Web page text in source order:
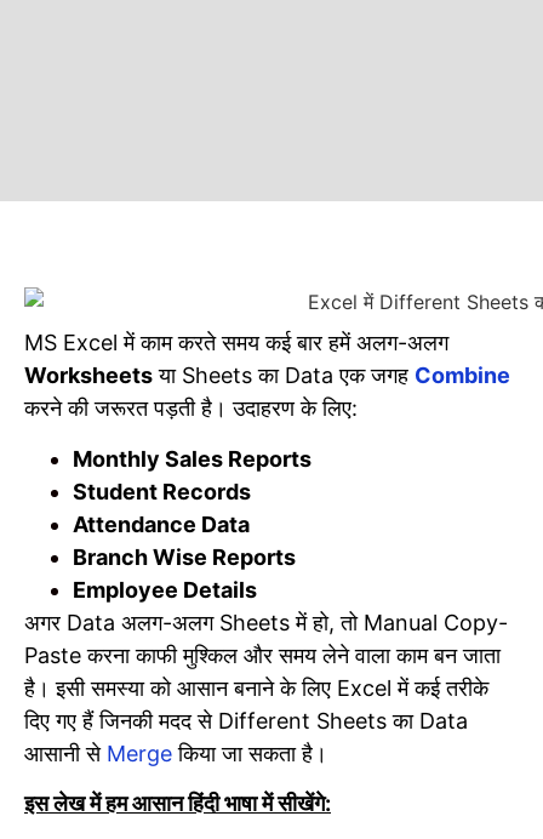
MS Excel में काम करते समय कई बार हमें अलग-अलग
Worksheetsया Sheets का Data एक जगह Combine
करने की जरूरत पड़ती है। उदाहरण के लिए:
Monthly Sales Reports
Student Records
Attendance Data
Branch Wise Reports
Employee Details
अगर Data अलग-अलग Sheets में हो, तो Manual Copy-
Paste करना काफी मुश्किल और समय लेने वाला काम बन जाता
है। इसी समस्या को आसान बनाने के लिए Excel में कई तरीके
दिए गए हैं जिनकी मदद से Different Sheets का Data
आसानी से Mergeकिया जा सकता है।
इस लेख में हम आसान हिंदी भाषा में सीखेंगे: